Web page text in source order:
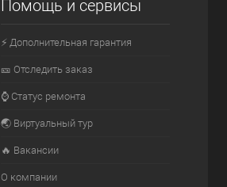
Помощь и сервисы
⚡ Дополнительная гарантия
🎫 Отследить заказ
⌚ Статус ремонта
🌏 Виртуальный тур
🔥 Вакансии
О компании